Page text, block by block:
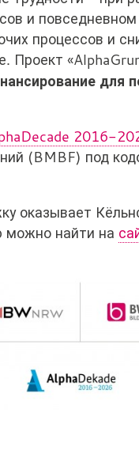
и
процессов и
Проект
для
2016-
(BMBF) под
оказывает
можно найти на